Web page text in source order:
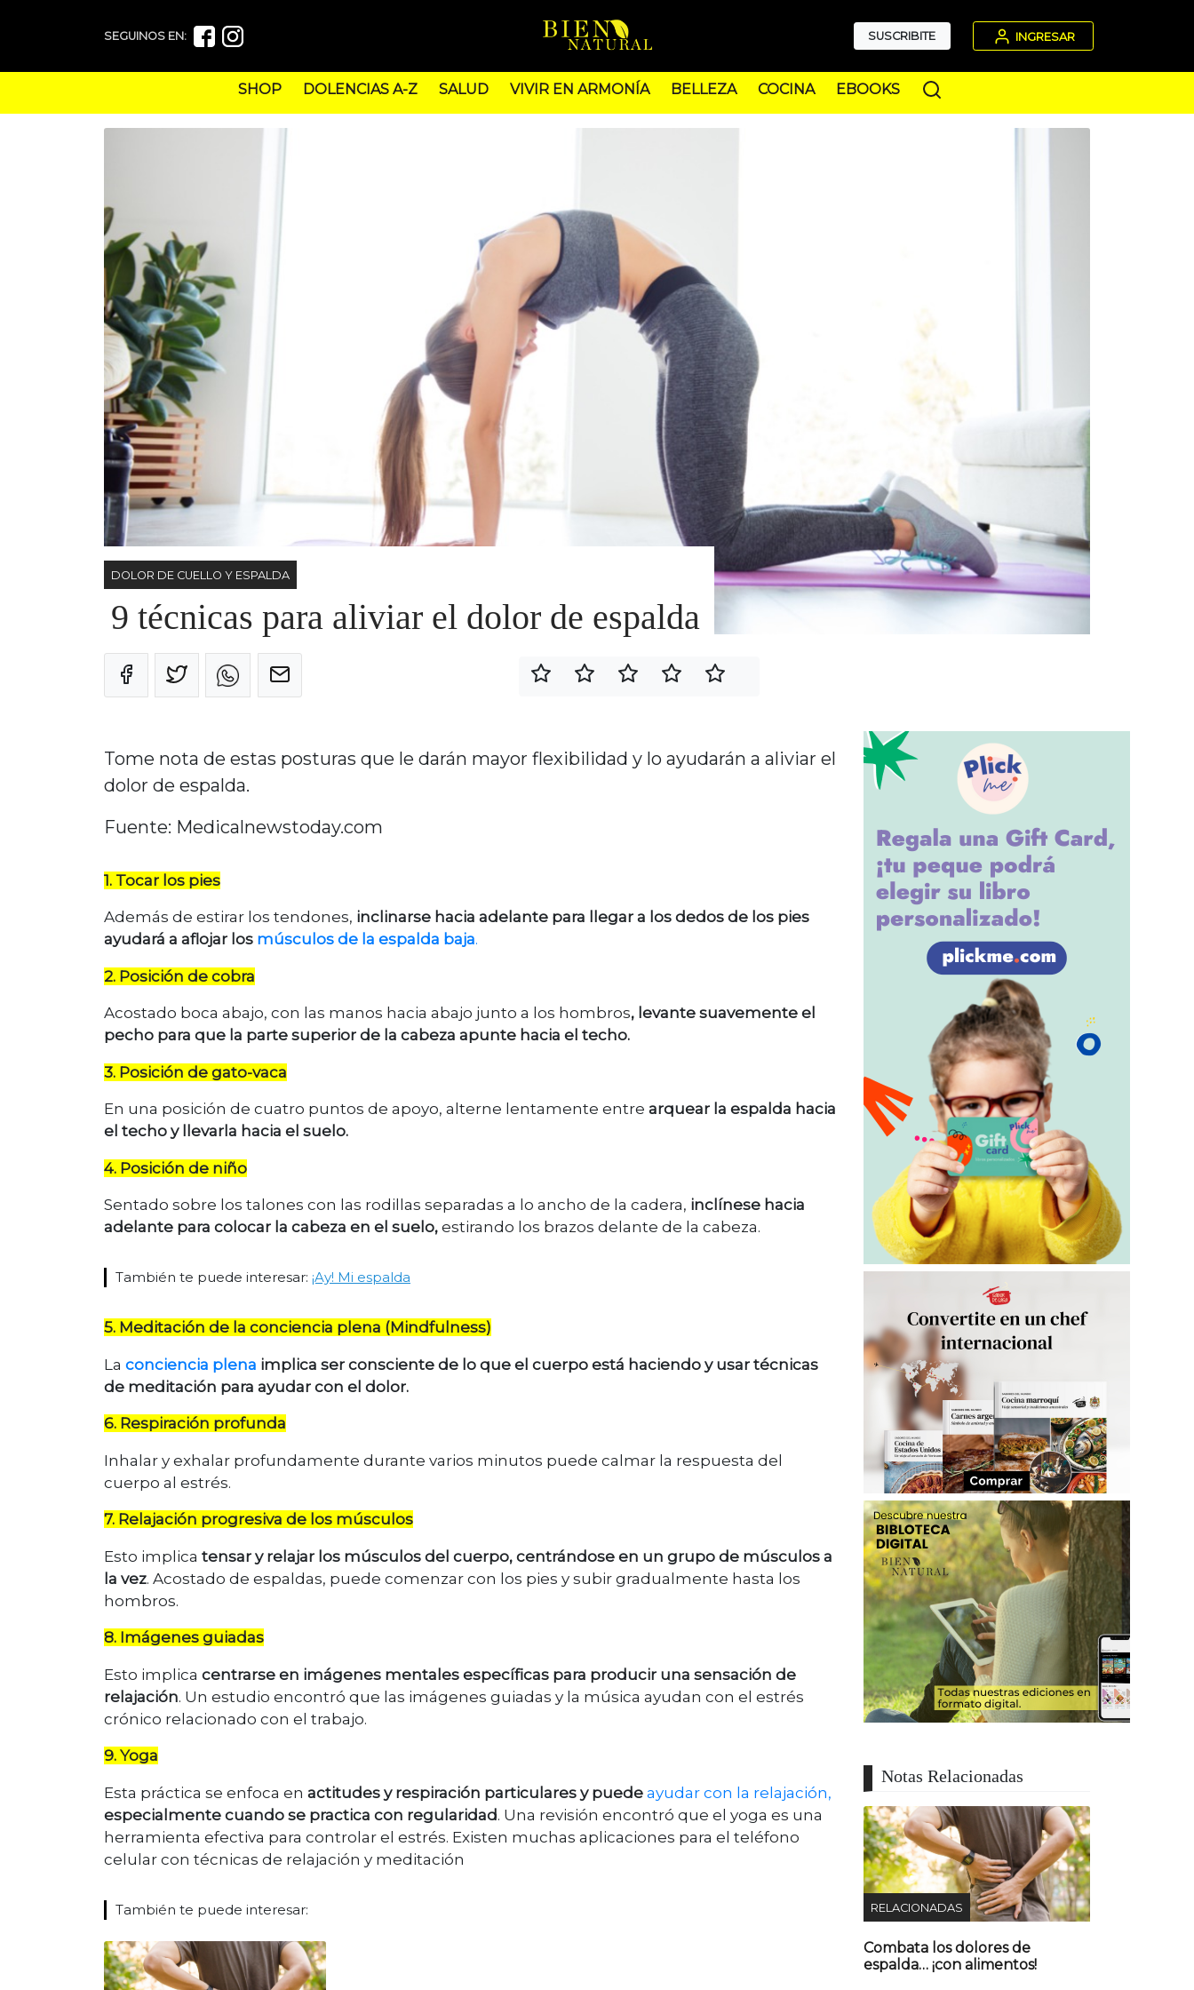
SEGUINOS EN: SUSCRIBITE INGRESAR
SHOP DOLENCIAS A-Z SALUD VIVIR EN ARMONÍA BELLEZA COCINA EBOOKS
DOLOR DE CUELLO Y ESPALDA
9 técnicas para aliviar el dolor de espalda
Tome nota de estas posturas que le darán mayor flexibilidad y lo ayudarán a aliviar el
dolor de espalda.
Fuente: Medicalnewstoday.com
1. Tocar los pies
Además de estirar los tendones, inclinarse hacia adelante para llegar a los dedos de los pies
ayudará a aflojar los músculos de la espalda baja.
2. Posición de cobra
Acostado boca abajo, con las manos hacia abajo junto a los hombros, levante suavemente el
pecho para que la parte superior de la cabeza apunte hacia el techo.
3. Posición de gato-vaca
En una posición de cuatro puntos de apoyo, alterne lentamente entre arquear la espalda hacia
el techo y llevarla hacia el suelo.
4. Posición de niño
Sentado sobre los talones con las rodillas separadas a lo ancho de la cadera, inclínese hacia
adelante para colocar la cabeza en el suelo, estirando los brazos delante de la cabeza.
También te puede interesar: ¡Ay! Mi espalda
5. Meditación de la conciencia plena (Mindfulness)
La conciencia plena implica ser consciente de lo que el cuerpo está haciendo y usar técnicas
de meditación para ayudar con el dolor.
6. Respiración profunda
Inhalar y exhalar profundamente durante varios minutos puede calmar la respuesta del
cuerpo al estrés.
7. Relajación progresiva de los músculos
Esto implica tensar y relajar los músculos del cuerpo, centrándose en un grupo de músculos a
la vez. Acostado de espaldas, puede comenzar con los pies y subir gradualmente hasta los
hombros.
8. Imágenes guiadas
Esto implica centrarse en imágenes mentales específicas para producir una sensación de
relajación. Un estudio encontró que las imágenes guiadas y la música ayudan con el estrés
crónico relacionado con el trabajo.
9. Yoga
Esta práctica se enfoca en actitudes y respiración particulares y puede ayudar con la relajación,
especialmente cuando se practica con regularidad. Una revisión encontró que el yoga es una
herramienta efectiva para controlar el estrés. Existen muchas aplicaciones para el teléfono
celular con técnicas de relajación y meditación
También te puede interesar:
Notas Relacionadas
RELACIONADAS
Combata los dolores de
espalda… ¡con alimentos!